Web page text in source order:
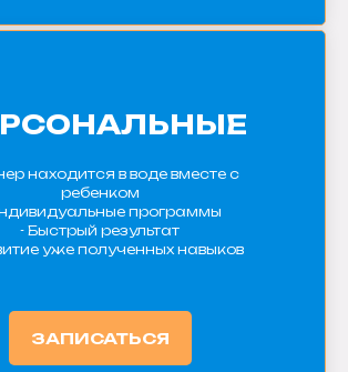
находится в воде вместе с
ребенком
программы
- Быстрый результат
уже полученных навыков
ЗАПИСАТЬСЯ